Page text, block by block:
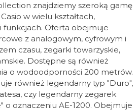
znajdziemy szeroką gamę
w wielu kształtach,
funkcjach. Oferta obejmuje
z analogowym, cyfrowym i
czasu, zegarki towarzyskie,
Dostępne są również
o wodoodporności 200 metrów.
również legendarny typ "Duro",
czy legendarny zegarek
o oznaczeniu AE-1200. Obejmuje